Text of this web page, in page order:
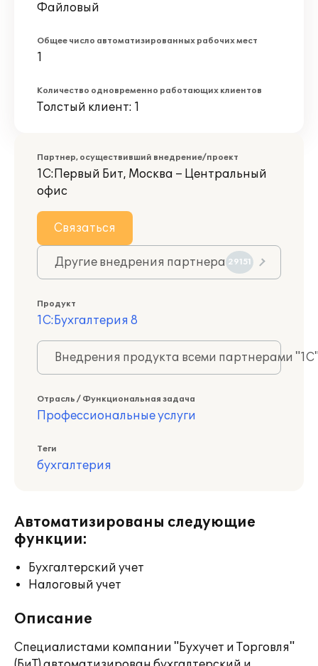
Файловый
Общее число автоматизированных рабочих мест
1
Количество одновременно работающих клиентов
Толстый клиент: 1
Партнер, осуществивший внедрение/проект
1С:Первый Бит, Москва – Центральный
офис
Связаться
Другие внедрения партнера 29151
Продукт
1С:Бухгалтерия 8
Внедрения продукта всеми партнерами
Отрасль / Функциональная задача
Профессиональные услуги
Теги
бухгалтерия
Автоматизированы следующие
функции:
Бухгалтерский учет
Налоговый учет
Описание
Специалистами компании "Бухучет и Торговля"